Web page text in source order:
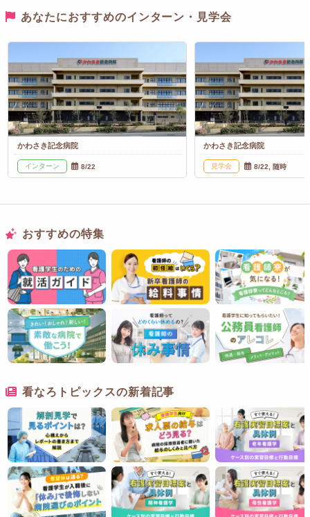
あなたにおすすめのインターン・見学会
かわさき記念病院
インターン 8/22
かわさき記念病院
見学会 8/22, 随時
おすすめの特集
看なろトピックスの新着記事